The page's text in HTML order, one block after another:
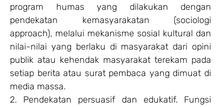
program humas yang dilakukan dengan
pendekatan kemasyarakatan (sociologi
approach), melalui mekanisme sosial kultural dan
nilai-nilai yang berlaku di masyarakat dari opini
publik atau kehendak masyarakat terekam pada
setiap berita atau surat pembaca yang dimuat di
media massa.
2. Pendekatan persuasif dan edukatif. Fungsi